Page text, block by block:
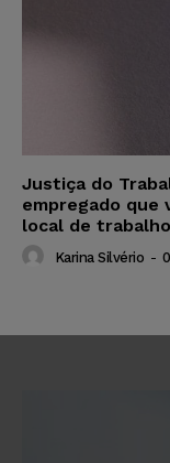
Justiça do
empregado que
local de trabalho
Karina Silvério -